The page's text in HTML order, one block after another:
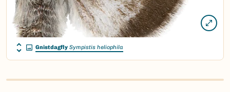
Gnistdagfly Sympistis heliophila